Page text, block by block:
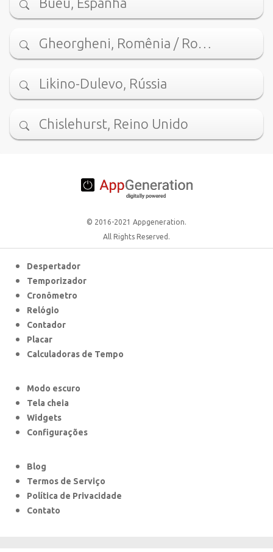
Gheorgheni, Romênia / Ro…
Likino-Dulevo, Rússia
Chislehurst, Reino Unido
© 2016-2021 Appgeneration.
All Rights Reserved.
Despertador
Temporizador
Cronômetro
Relógio
Contador
Placar
Calculadoras de Tempo
Modo escuro
Tela cheia
Widgets
Configurações
Blog
Termos de Serviço
Política de Privacidade
Contato